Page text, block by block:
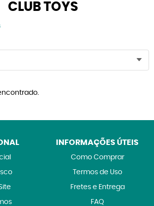
CLUB TOYS
INFORMAÇÕES ÚTEIS
Como Comprar
Termos de Uso
Fretes e Entrega
FAQ